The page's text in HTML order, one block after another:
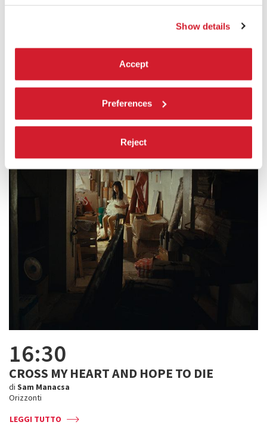
Show details
Accept
Preferences
Reject
INGRESSO CON BIGLIETTO
16:30
CROSS MY HEART AND HOPE TO DIE
di Sam Manacsa
Orizzonti
LEGGI TUTTO